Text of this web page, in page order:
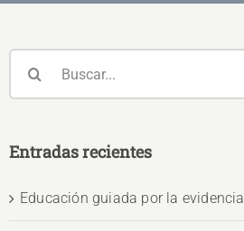
Entradas recientes
Educación guiada por la evidencia